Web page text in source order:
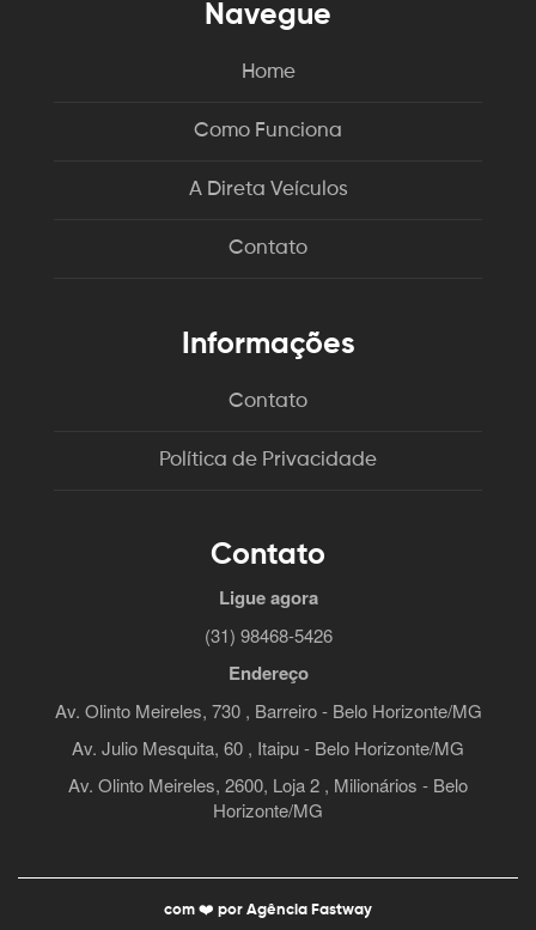
Navegue
Home
Como Funciona
A Direta Veículos
Contato
Informações
Contato
Política de Privacidade
Contato
Ligue agora
(31) 98468-5426
Endereço
Av. Olinto Meireles, 730 , Barreiro - Belo Horizonte/MG
Av. Julio Mesquita, 60 , Itaipu - Belo Horizonte/MG
Av. Olinto Meireles, 2600, Loja 2 , Milionários - Belo
Horizonte/MG
com ❤️️ por Agência Fastway